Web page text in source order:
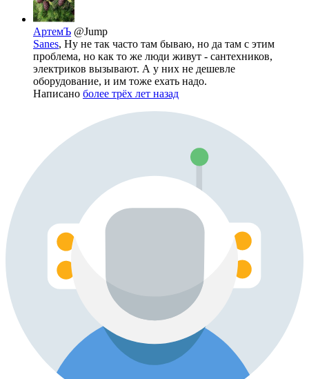
АртемЪ @Jump
Sanes, Ну не так часто там бываю, но да там с этим
проблема, но как то же люди живут - сантехников,
электриков вызывают. А у них не дешевле
оборудование, и им тоже ехать надо.
Написано более трёх лет назад